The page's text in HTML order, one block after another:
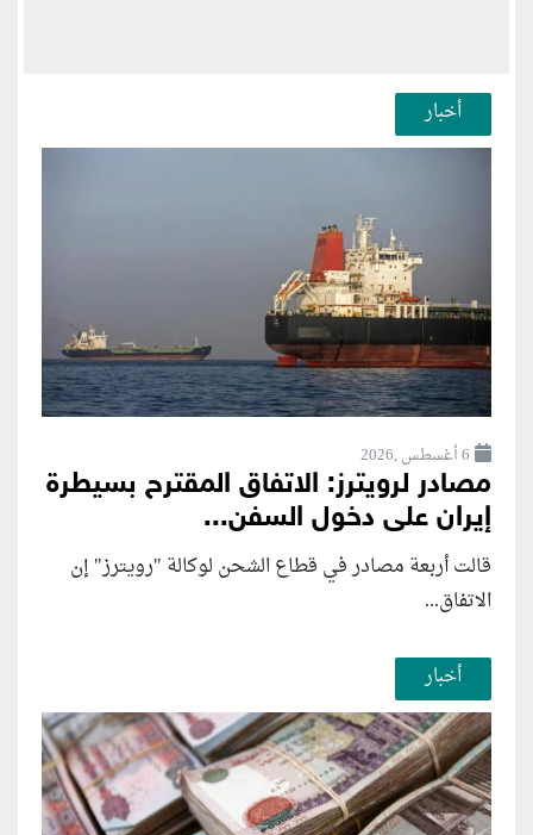
أخبار
6 أغسطس ,2026
مصادر لرويترز: الاتفاق المقترح بسيطرة
إيران على دخول السفن...
قالت أربعة مصادر في قطاع الشحن لوكالة "رويترز" إن
الاتفاق...
أخبار